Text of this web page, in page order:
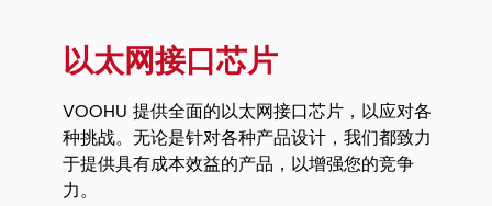
以太网接口芯片
VOOHU 提供全面的以太网接口芯片，以应对各
种挑战。无论是针对各种产品设计，我们都致力
于提供具有成本效益的产品，以增强您的竞争
力。